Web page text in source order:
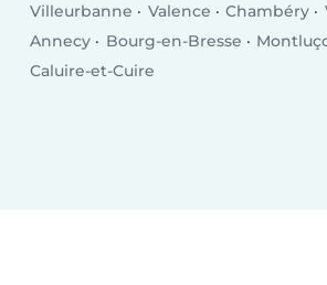
Villeurbanne
Valence Chambéry
Annecy
Bourg-en-Bresse
Caluire-et-Cuire